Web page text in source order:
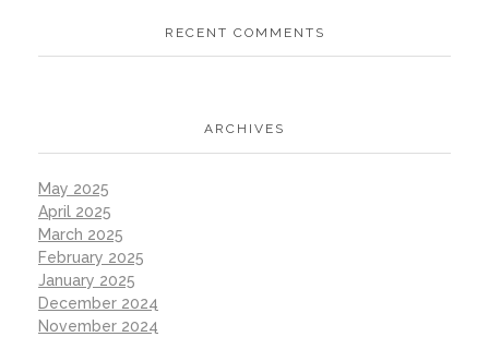
RECENT COMMENTS
ARCHIVES
May 2025
April 2025
March 2025
February 2025
January 2025
December 2024
November 2024